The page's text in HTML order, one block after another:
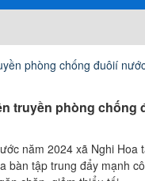
truyền phòng chống
năm 2024 xã Nghi Hoa
bàn tập trung đẩy mạnh